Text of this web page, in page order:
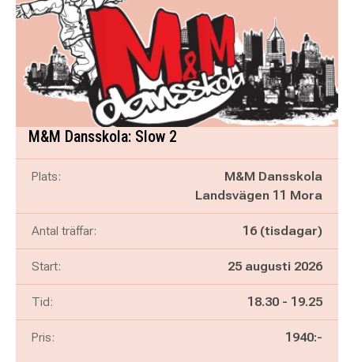
M&M Dansskola: Slow 2
Plats:
M&M Dansskola
Landsvägen 11 Mora
Antal träffar: 16 (tisdagar)
Start: 25 augusti 2026
Tid: Pågår mellan
18.30 - och
19.25
Pris: 1940:-